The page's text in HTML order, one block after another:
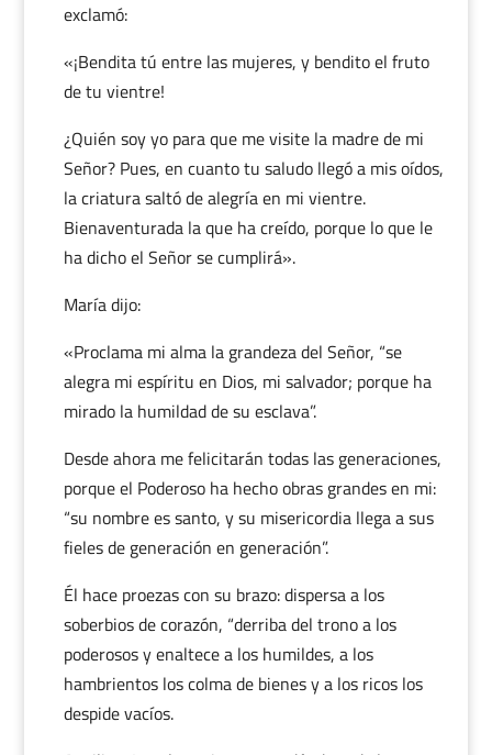
exclamó:
«¡Bendita tú entre las mujeres, y bendito el fruto
de tu vientre!
¿Quién soy yo para que me visite la madre de mi
Señor? Pues, en cuanto tu saludo llegó a mis oídos,
la criatura saltó de alegría en mi vientre.
Bienaventurada la que ha creído, porque lo que le
ha dicho el Señor se cumplirá».
María dijo:
«Proclama mi alma la grandeza del Señor, “se
alegra mi espíritu en Dios, mi salvador; porque ha
mirado la humildad de su esclava”.
Desde ahora me felicitarán todas las generaciones,
porque el Poderoso ha hecho obras grandes en mi:
“su nombre es santo, y su misericordia llega a sus
fieles de generación en generación”.
Él hace proezas con su brazo: dispersa a los
soberbios de corazón, “derriba del trono a los
poderosos y enaltece a los humildes, a los
hambrientos los colma de bienes y a los ricos los
despide vacíos.